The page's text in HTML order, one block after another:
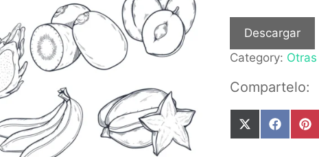
Descargar
Category:
Compartelo:
Share
on
Share
on
on